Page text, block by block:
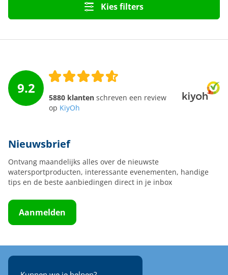
Kies filters
9.2
5880 klanten schreven een review
op KiyOh
Nieuwsbrief
Ontvang maandelijks alles over de nieuwste
watersportproducten, interessante evenementen, handige
tips en de beste aanbiedingen direct in je inbox
Aanmelden